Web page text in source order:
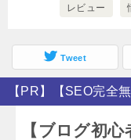
レビュー
Tweet
【PR】【SEO完全
【ブログ初